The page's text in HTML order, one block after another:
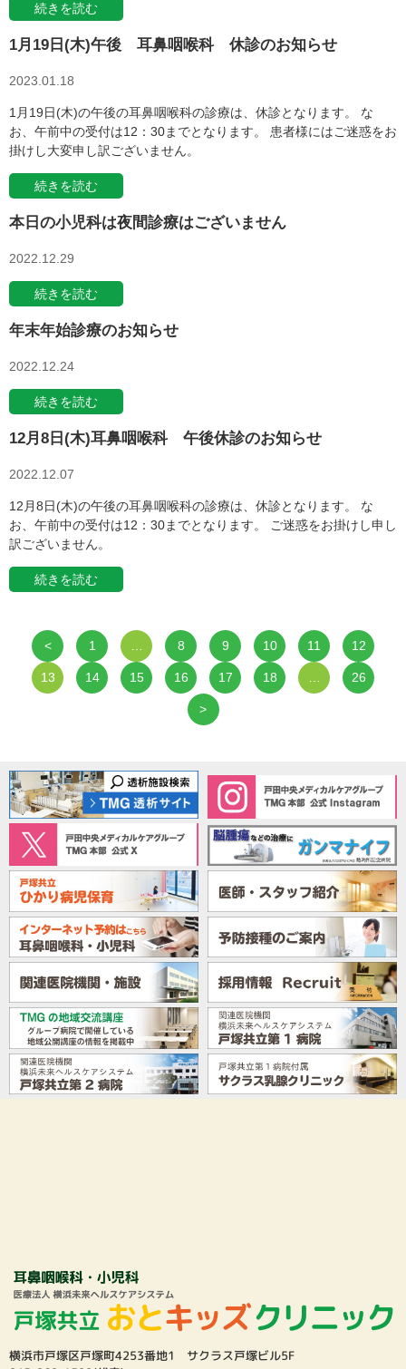
続きを読む
1月19日(木)午後 耳鼻咽喉科 休診のお知らせ
2023.01.18
1月19日(木)の午後の耳鼻咽喉科の診療は、休診となります。 な
お、午前中の受付は12：30までとなります。 患者様にはご迷惑をお
掛けし大変申し訳ございません。
続きを読む
本日の小児科は夜間診療はございません
2022.12.29
続きを読む
年末年始診療のお知らせ
2022.12.24
続きを読む
12月8日(木)耳鼻咽喉科 午後休診のお知らせ
2022.12.07
12月8日(木)の午後の耳鼻咽喉科の診療は、休診となります。 な
お、午前中の受付は12：30までとなります。 ご迷惑をお掛けし申し
訳ございません。
続きを読む
< 1 … 8 9 10 11 12
13 14 15 16 17 18 … 26
>
横浜市戸塚区戸塚町4253番地1 サクラス戸塚ビル5F